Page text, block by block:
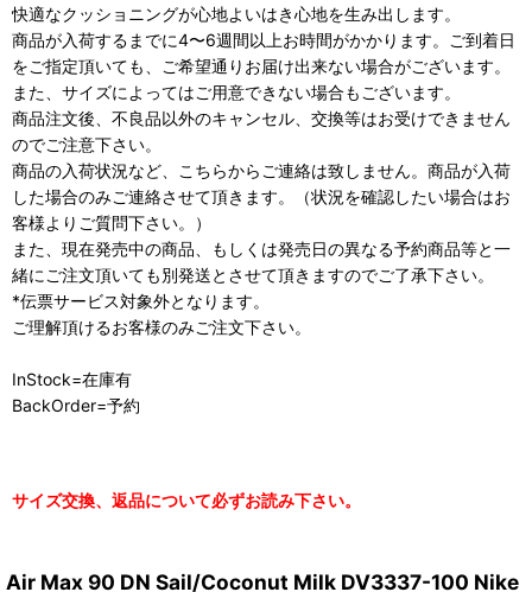
快適なクッショニングが心地よいはき心地を生み出します。
商品が入荷するまでに4〜6週間以上お時間がかかります。ご到着日
をご指定頂いても、ご希望通りお届け出来ない場合がございます。
また、サイズによってはご用意できない場合もございます。
商品注文後、不良品以外のキャンセル、交換等はお受けできません
のでご注意下さい。
商品の入荷状況など、こちらからご連絡は致しません。商品が入荷
した場合のみご連絡させて頂きます。（状況を確認したい場合はお
客様よりご質問下さい。）
また、現在発売中の商品、もしくは発売日の異なる予約商品等と一
緒にご注文頂いても別発送とさせて頂きますのでご了承下さい。
*伝票サービス対象外となります。
ご理解頂けるお客様のみご注文下さい。
InStock=在庫有
BackOrder=予約
サイズ交換、返品について必ずお読み下さい。
Air Max 90 DN Sail/Coconut Milk DV3337-100 Nike